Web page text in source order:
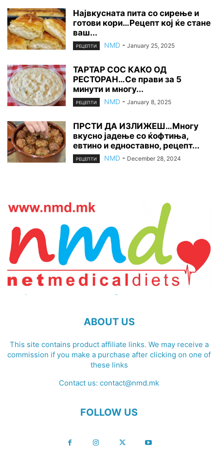
Највкусната пита со сирење и
готови кори…Рецепт кој ќе стане
ваш...
РЕЦЕПТИ NMD - January 25, 2025
ТАРТАР СОС КАКО ОД
РЕСТОРАН…Се прави за 5
минути и многу...
РЕЦЕПТИ NMD - January 8, 2025
ПРСТИ ДА ИЗЛИЖЕШ…Многу
вкусно јадење со ќофтиња,
евтино и едноставно, рецепт...
РЕЦЕПТИ NMD - December 28, 2024
ABOUT US
This site contains product affiliate links. We may receive a
commission if you make a purchase after clicking on one of
these links
Contact us: contact@nmd.mk
FOLLOW US